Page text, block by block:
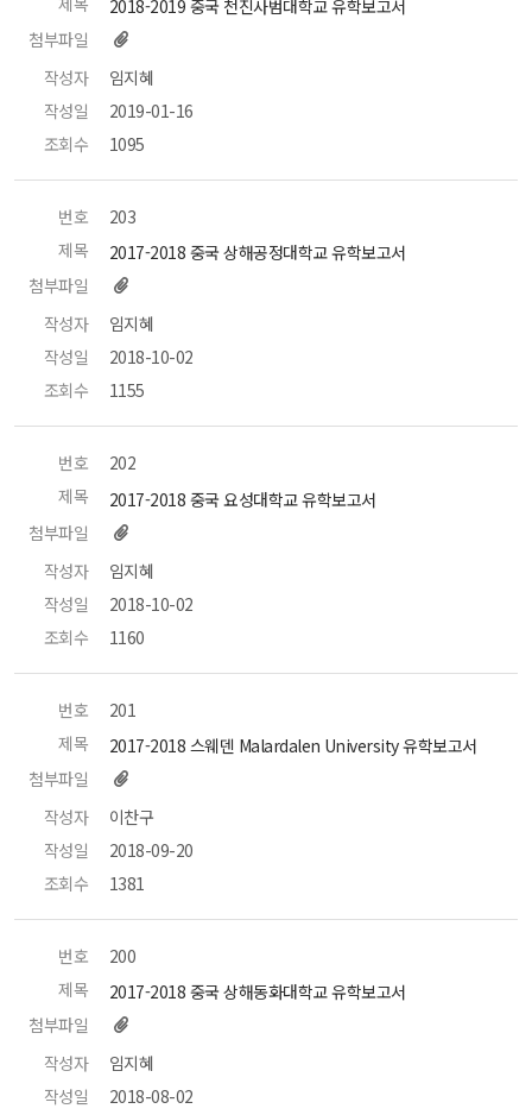
2018-2019 중국 천진사범대학교 유학보고서
첨부파일
작성자
임지혜
작성일
2019-01-16
조회수
1095
번호
203
제목
2017-2018 중국 상해공정대학교 유학보고서
첨부파일
작성자
임지혜
작성일
2018-10-02
조회수
1155
번호
202
제목
2017-2018 중국 요성대학교 유학보고서
첨부파일
작성자
임지혜
작성일
2018-10-02
조회수
1160
번호
201
제목
2017-2018 스웨덴 Malardalen University 유학보고서
첨부파일
작성자
이찬구
작성일
2018-09-20
조회수
1381
번호
200
제목
2017-2018 중국 상해동화대학교 유학보고서
첨부파일
작성자
임지혜
작성일
2018-08-02